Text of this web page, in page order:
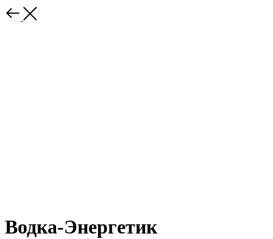
Водка-Энергетик